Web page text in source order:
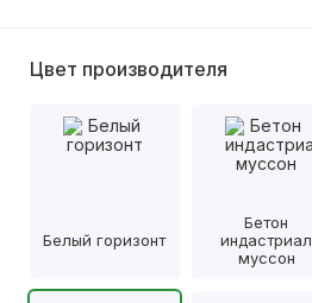
Цвет производителя
Белый горизонт
Бетон
индастриал
муссон